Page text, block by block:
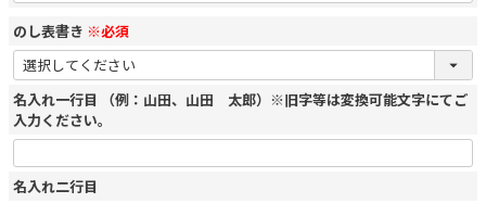
のし表書き ※必須
名入れ一行目 （例：山田、山田 太郎）※旧字等は変換可能文字にてご
入力ください。
名入れ二行目